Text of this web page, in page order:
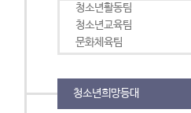
청소년활동팀
청소년교육팀
문화체육팀
청소년희망등대